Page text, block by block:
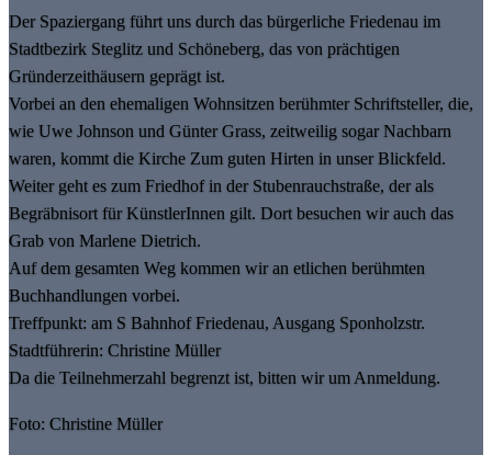
Der Spaziergang führt uns durch das bürgerliche Friedenau im
Stadtbezirk Steglitz und Schöneberg, das von prächtigen
Gründerzeithäusern geprägt ist.
Vorbei an den ehemaligen Wohnsitzen berühmter Schriftsteller, die,
wie Uwe Johnson und Günter Grass, zeitweilig sogar Nachbarn
waren, kommt die Kirche Zum guten Hirten in unser Blickfeld.
Weiter geht es zum Friedhof in der Stubenrauchstraße, der als
Begräbnisort für KünstlerInnen gilt. Dort besuchen wir auch das
Grab von Marlene Dietrich.
Auf dem gesamten Weg kommen wir an etlichen berühmten
Buchhandlungen vorbei.
Treffpunkt: am S Bahnhof Friedenau, Ausgang Sponholzstr.
Stadtführerin: Christine Müller
Da die Teilnehmerzahl begrenzt ist, bitten wir um Anmeldung.
Foto: Christine Müller